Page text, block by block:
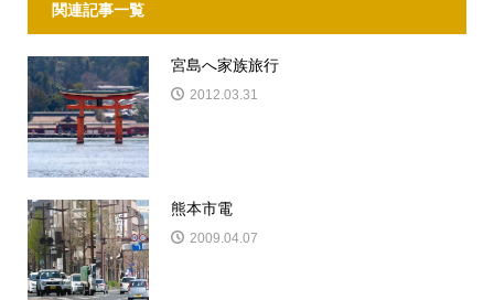
関連記事一覧
宮島へ家族旅行
2012.03.31
熊本市電
2009.04.07